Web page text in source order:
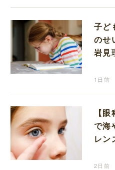
子ど
のせ
岩見
1日前
【
で海
レン
2日前